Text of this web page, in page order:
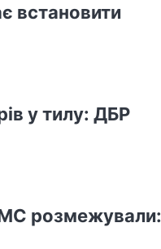
встановити
у тилу: ДБР
розмежували: